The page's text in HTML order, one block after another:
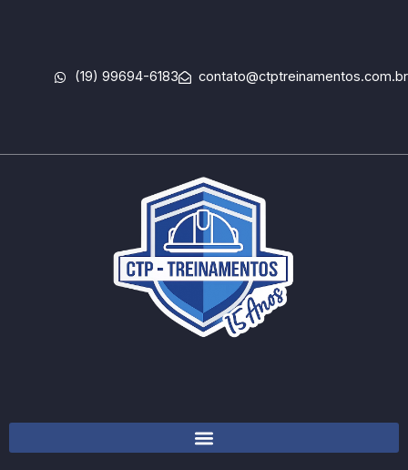
conteúdo
(19) 99694-6183 contato@ctptreinamentos.com.br